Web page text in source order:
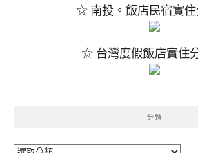
☆ 南投。飯店民宿實
☆ 台灣度假飯店實住
分類